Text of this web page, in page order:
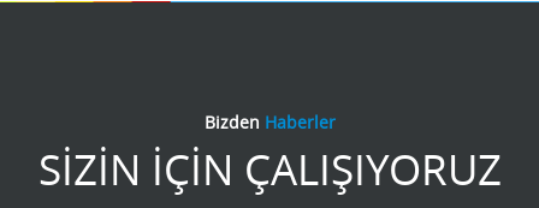
Bizden Haberler
SİZİN İÇİN ÇALIŞIYORUZ